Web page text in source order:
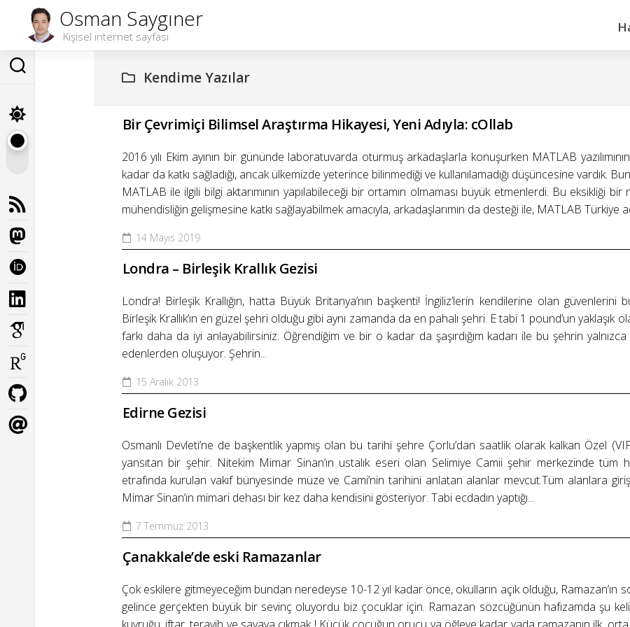
content
Osman Saygıner
Kişisel internet sayfası
Kendime Yazılar
Bir Çevrimiçi Bilimsel Araştırma Hikayesi, Yeni Adıyla: cOllab
2016 yılı Ekim ayının bir gününde laboratuvarda oturmuş arkadaşlarla konuşurken MATLAB
kadar da katkı sağladığı, ancak ülkemizde yeterince bilinmediği ve kullanılamadığı düşüncesine vardık.
MATLAB ile ilgili bilgi aktarımının yapılabileceği bir ortamın olmaması büyük etmenlerdi. Bu eksikliği
mühendisliğin gelişmesine katkı sağlayabilmek amacıyla, arkadaşlarımın da desteği ile, MATLAB Türkiye
14 Mayıs 2019
Londra – Birleşik Krallık Gezisi
Londra! Birleşik Krallığın, hatta Büyük Britanya’nın başkenti! İngiliz’lerin kendilerine olan
Birleşik Krallık’ın en güzel şehri olduğu gibi aynı zamanda da en pahalı şehri. E tabi 1 pound’un
farkı daha da iyi anlayabilirsiniz. Öğrendiğim ve bir o kadar da şaşırdığım kadarı ile bu şehrin
edenlerden oluşuyor. Şehrin...
15 Aralık 2013
Edirne Gezisi
Osmanlı Devleti’ne de başkentlik yapmış olan bu tarihi şehre Çorlu’dan saatlik olarak kalkan Özel
yansıtan bir şehir. Nitekim Mimar Sinan’ın ustalık eseri olan Selimiye Camii şehir merkezinde tüm
etrafında kurulan vakıf bünyesinde müze ve Cami’nin tarihini anlatan alanlar mevcut.Tüm alanlara
Mimar Sinan’ın mimari dehası bir kez daha kendisini gösteriyor. Tabi ecdadın yaptığı...
7 Temmuz 2013
Çanakkale’de eski Ramazanlar
Çok eskilere gitmeyeceğim bundan neredeyse 10-12 yıl kadar önce, okulların açık olduğu, Ramazan’ın
gelince gerçekten büyük bir sevinç oluyordu biz çocuklar için. Ramazan sözcüğünün hafızamda şu